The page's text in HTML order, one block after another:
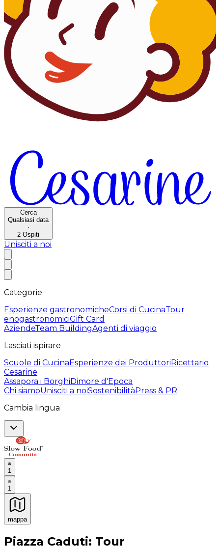
Cerca
Qualsiasi data
·
2 Ospiti
Unisciti a noi
Categorie
Esperienze gastronomicheCorsi di CucinaTour
enogastronomiciGift Card
AziendeTeam BuildingAgenti di viaggio
Lasciati ispirare
Scuole di CucinaEsperienze dei ProduttoriRicettario
Cesarine
Assapora i BorghiDimore d'Epoca
Chi siamoUnisciti a noiSostenibilitàPress & PR
Cambia lingua
1
1
mappa
Esperienze culinarie indimenticabili: Esperienze
Piazza Caduti: Tour